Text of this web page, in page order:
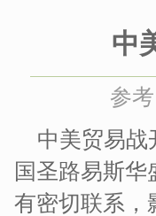
中
参
中美贸易战
国圣路易斯
有密切联系，